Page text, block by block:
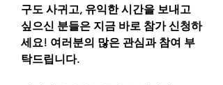
구도 사귀고, 유익한 시간을 보내고
싶으신 분들은 지금 바로 참가 신청하
세요! 여러분의 많은 관심과 참여 부
탁드립니다.